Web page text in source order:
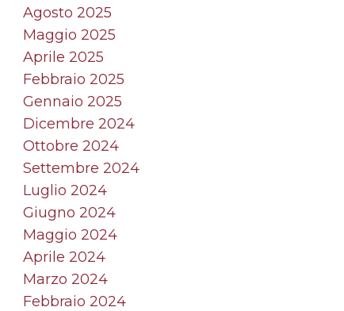
Agosto 2025
Maggio 2025
Aprile 2025
Febbraio 2025
Gennaio 2025
Dicembre 2024
Ottobre 2024
Settembre 2024
Luglio 2024
Giugno 2024
Maggio 2024
Aprile 2024
Marzo 2024
Febbraio 2024